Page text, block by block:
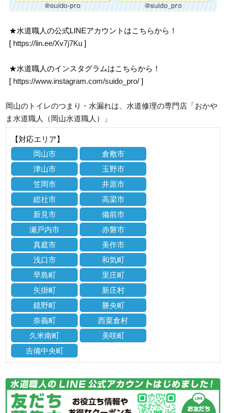
★水道職人の公式LINEアカウントはこちらから！
[ https://lin.ee/Xv7j7Ku ]
★水道職人のインスタグラムはこちらから！
[ https://www.instagram.com/suido_pro/ ]
岡山のトイレのつまり・水漏れは、水道修理の専門店「おかや
ま水道職人（岡山水道職人）」
【対応エリア】
岡山市
倉敷市
津山市
玉野市
笠岡市
井原市
総社市
高梁市
新見市
備前市
瀬戸内市
赤磐市
真庭市
美作市
浅口市
和気町
早島町
里庄町
矢掛町
新庄村
鏡野町
勝央町
奈義町
西粟倉村
久米南町
美咲町
吉備中央町